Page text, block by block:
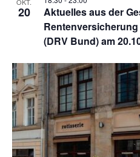
20
Aktuelles aus der
(DRV Bund) am